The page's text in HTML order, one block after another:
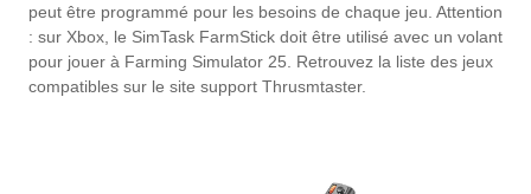
peut être programmé pour les besoins de chaque jeu. Attention
: sur Xbox, le SimTask FarmStick doit être utilisé avec un volant
pour jouer à Farming Simulator 25. Retrouvez la liste des jeux
compatibles sur le site support Thrusmtaster.